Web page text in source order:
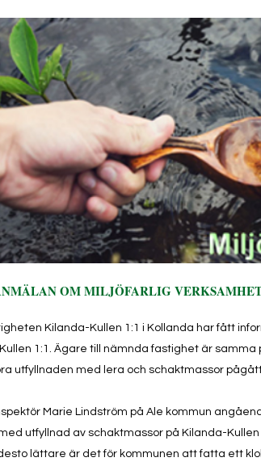
OM MILJÖFARLIG
Kilanda-Kullen 1:1 i Kollanda har fått
1:1. Ägare till nämnda fastighet är
utfyllnaden med lera och schaktmassor
Marie Lindström på Ale kommun
utfyllnad av schaktmassor på Kilanda-
lättare är det för kommunen att fatta ett